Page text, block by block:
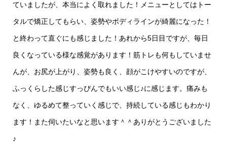
ていましたが、本当によく取れました！メニューとしてはトー
タルで矯正してもらい、姿勢やボディラインが綺麗になった！
と終わって直ぐにも感じました！あれから5日目ですが、毎日
良くなっている様な感覚があります！筋トレも何もしていませ
んが、お尻が上がり、姿勢も良く、顔がこけやすいのですが、
ふっくらした感じすっぴんでもいい感じ♪に感じます。痛みも
なく、ゆるめて整っていく感じで、持続している感じもわかり
ます！また伺いたいなと思います＾＾ありがとうございました
♪